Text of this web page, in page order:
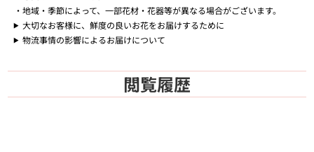
地域・季節によって、一部花材・花器等が異なる場合がございます。
大切なお客様に、鮮度の良いお花をお届けするために
物流事情の影響によるお届けについて
閲覧履歴